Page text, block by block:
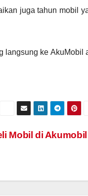
juga tahun mobil
langsung ke AkuMobil
Mobil di